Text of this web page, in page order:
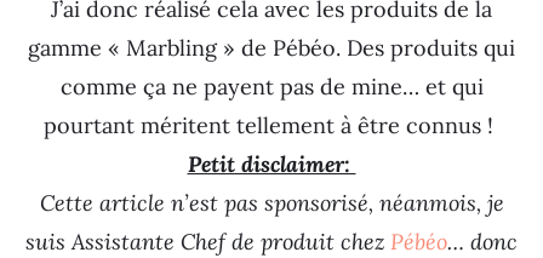
J’ai donc réalisé cela avec les produits de la
gamme « Marbling » de Pébéo. Des produits qui
comme ça ne payent pas de mine… et qui
pourtant méritent tellement à être connus !
Petit disclaimer:
Cette article n’est pas sponsorisé, néanmois, je
suis Assistante Chef de produit chez Pébéo… donc